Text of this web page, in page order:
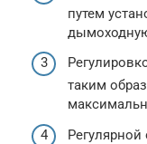
путем
таким